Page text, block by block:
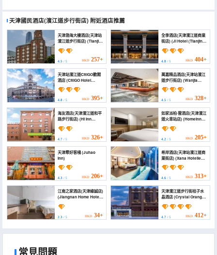
天津國民酒店(濱江道步行街店) 附近酒店推薦
天津渤海大樓酒店(天津站
濱江道步行街店) (Tianjin
Bohai Building Hotel
(Tianjin Station Binjiang
Road Pedestrian
Street))
4.5 / 5 HKD 257+
全季酒店(天津濱江道商業
街店) (JI Hotel (Tianjin
Binjiang Road
Commercial Street))
4.8/ 5 HKD 404+
天津站濱江道CitiGO歡閣
酒店 (CitiGO Hotel
Tianjin Station Binjiang
Road)
4.8 / 5 HKD 395+
萬嘉精品酒店(天津站濱江
道步行街店) (Wanjia
Boutique Hotel (Tianjin
Station Binjiang Road
Pedestrian Street))
4.5/ 5 HKD 328+
海友酒店(天津濱江道和平
路步行街店) (Hi Inn
Heping Road
Pedestrian Street))
4.7 / 5 HKD 326+
如家派柏·雲酒店(天津濱江
道火車站店) (Homeinn
Binjiang Road Railway
4.2/ 5 HKD 205+
天津聚好客棧 (Juhao
Inn)
4.3 / 5 HKD 206+
希岸酒店(天津站濱江道商
業街店) (Xana Hotelle
Hotel (Tianjin Station
Binjiang Road
Commercial Street))
4.6/ 5 HKD 313+
江南之家酒店(天津緣誠店)
(Jiangnan Home Hotel
Branch))
2.3 / 5 HKD 34+
天津濱江道步行街桔子水
晶酒店 (Crystal Orange
Pedestrian Street)
4.7/ 5 HKD 412+
常見問題